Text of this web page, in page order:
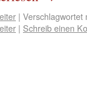
| Verschlagwortet
| Schreib einen